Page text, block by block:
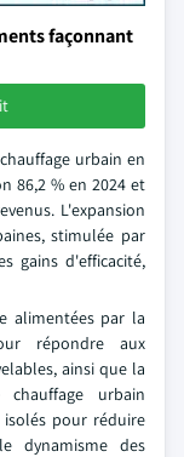
façonnant
urbain en
86,2 % en 2024 et
L'expansion
stimulée par
gains d'efficacité,
alimentées par la
répondre aux
ainsi que la
urbain
isolés pour réduire
dynamisme des